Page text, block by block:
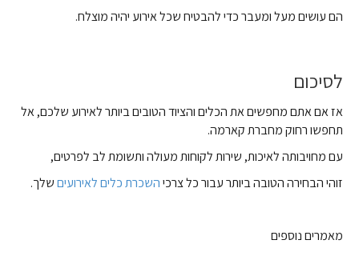
הם עושים מעל ומעבר כדי להבטיח שכל אירוע יהיה מוצלח.
לסיכום
אז אם אתם מחפשים את הכלים והציוד הטובים ביותר לאירוע שלכם, אל
תחפשו רחוק מחברת קארמה.
עם מחויבותה לאיכות, שירות לקוחות מעולה ותשומת לב לפרטים,
זוהי הבחירה הטובה ביותר עבור כל צרכיהשכרת כלים לאירועיםשלך.
מאמרים נוספים